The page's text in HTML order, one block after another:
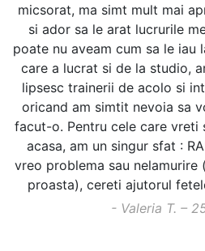
micsorat, ma simt mult mai
si ador sa le arat lucrurile
poate nu aveam cum sa le iau
care a lucrat si de la studio,
lipsesc trainerii de acolo si
oricand am simtit nevoia sa
facut-o. Pentru cele care vreti
acasa, am un singur sfat :
vreo problema sau
proasta), cereti ajutorul
- Valeria T. –